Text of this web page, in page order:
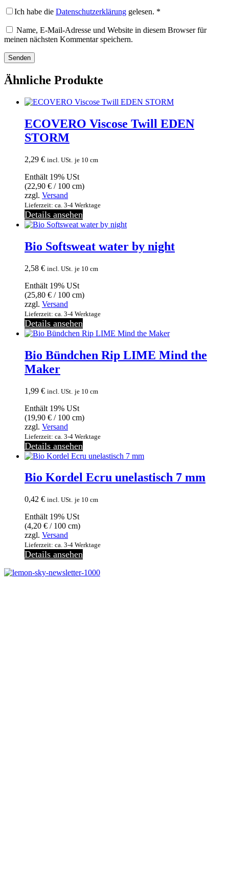
Ich habe die Datenschutzerklärung gelesen. *
Name, E-Mail-Adresse und Website in diesem Browser für
meinen nächsten Kommentar speichern.
Ähnliche Produkte
ECOVERO Viscose Twill EDEN
STORM
2,29 € incl. USt. je 10 cm
Enthält 19% USt
(22,90 € / 100 cm)
zzgl. Versand
Lieferzeit: ca. 3-4 Werktage
Details ansehen
Bio Softsweat water by night
2,58 € incl. USt. je 10 cm
Enthält 19% USt
(25,80 € / 100 cm)
zzgl. Versand
Lieferzeit: ca. 3-4 Werktage
Details ansehen
Bio Bündchen Rip LIME Mind the
Maker
1,99 € incl. USt. je 10 cm
Enthält 19% USt
(19,90 € / 100 cm)
zzgl. Versand
Lieferzeit: ca. 3-4 Werktage
Details ansehen
Bio Kordel Ecru unelastisch 7 mm
0,42 € incl. USt. je 10 cm
Enthält 19% USt
(4,20 € / 100 cm)
zzgl. Versand
Lieferzeit: ca. 3-4 Werktage
Details ansehen